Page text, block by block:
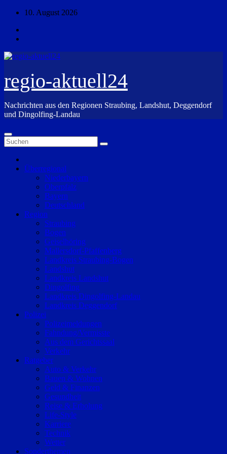
Zum
springen
10. August 2026
regio-aktuell24
Nachrichten aus den Regionen Straubing, Landshut, Deggendorf
und Dingolfing-Landau
Überregional
Niederbayern
Oberpfalz
Bayern
Deutschland
Region
Straubing
Bogen
Geiselhöring
Mallersdorf-Pfaffenberg
Landkreis Straubing-Bogen
Landshut
Landkreis Landshut
Dingolfing
Landkreis Dingolfing-Landau
Landkreis Deggendorf
Polizei
Polizeimeldungen
Fahndung/Vermisste
Aus dem Gerichtssaal
Verkehr
Ratgeber
Auto & Verkehr
Bauen & Wohnen
Geld & Finanzen
Gesundheit
Reise & Erholung
Life-Style
Karriere
Technik
Wetter
Sonderthemen